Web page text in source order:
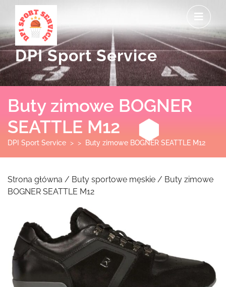
content
DPI Sport Service
Buty zimowe BOGNER
SEATTLE M12
DPI Sport Service > > Buty zimowe BOGNER SEATTLE M12
Strona główna / Buty sportowe męskie / Buty zimowe
BOGNER SEATTLE M12